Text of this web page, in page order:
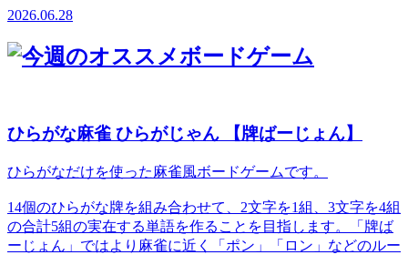
2026.06.28
ひらがな麻雀 ひらがじゃん 【牌ばーじょん】
ひらがなだけを使った麻雀風ボードゲームです。
14個のひらがな牌を組み合わせて、2文字を1組、3文字を4組
の合計5組の実在する単語を作ることを目指します。「牌ば
ーじょん」ではより麻雀に近く「ポン」「ロン」などのルー